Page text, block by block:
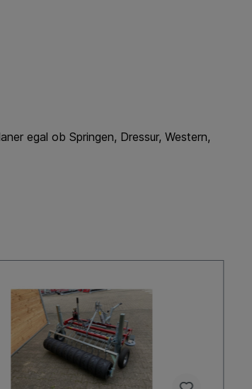
egal ob Springen, Dressur, Western,